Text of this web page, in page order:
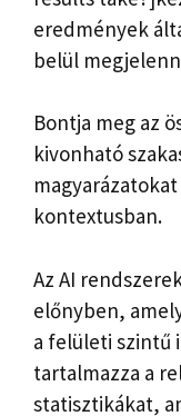
eredmények
belül
Bontja meg az
kivonható
kontextusban.
Az AI
előnyben,
a felületi szintű
tartalmazza a
statisztikákat,